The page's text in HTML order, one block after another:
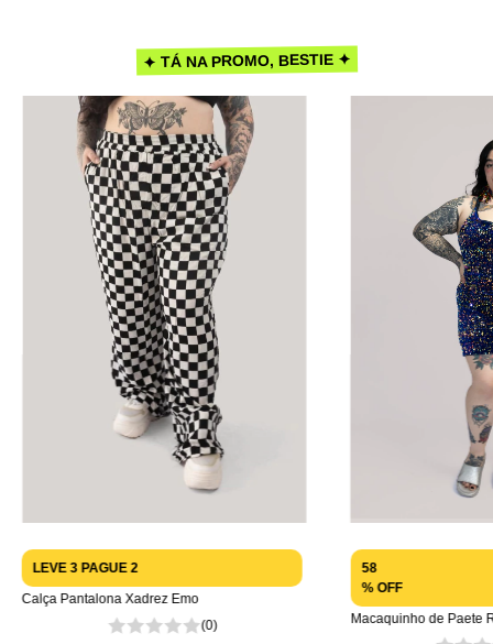
✦ TÁ NA PROMO, BESTIE ✦
LEVE 3 PAGUE 2
Calça Pantalona Xadrez Emo
(0)
58
% OFF
Macaquinho de Paete